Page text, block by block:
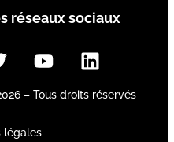
réseaux sociaux
– Tous droits réservés
légales